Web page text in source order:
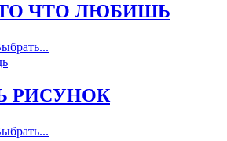
ЧТО ЛЮБИШЬ
РИСУНОК